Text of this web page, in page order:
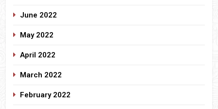
June 2022
May 2022
April 2022
March 2022
February 2022